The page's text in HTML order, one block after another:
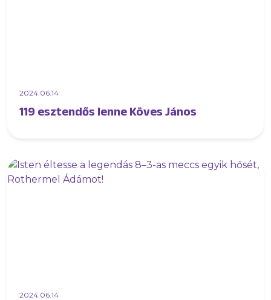
2024.06.14
119 esztendős lenne Köves János
2024.06.14